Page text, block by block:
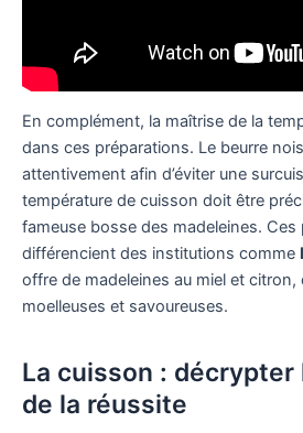
En complément, la maîtrise de la
dans ces préparations. Le beurre
attentivement afin d’éviter une
température de cuisson doit être
fameuse bosse des madeleines. Ces
différencient des institutions comme
offre de madeleines au miel et citron,
moelleuses et savoureuses.
La cuisson :
de la réussite